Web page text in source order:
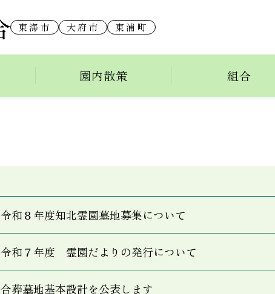
東海市 大府市 東浦町
園内散策 組合
令和８年度知北霊園墓地募集について
令和７年度 霊園だよりの発行について
合葬墓地基本設計を公表します